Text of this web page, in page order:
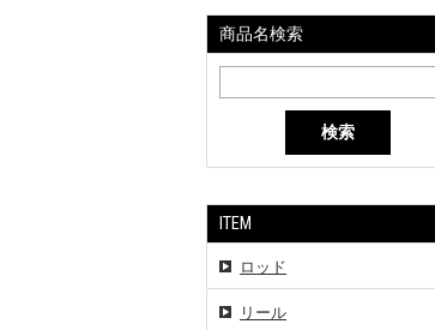
商品名検索
検索
ITEM
ロッド
リール